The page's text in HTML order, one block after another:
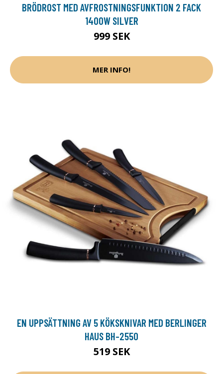
BRÖDROST MED AVFROSTNINGSFUNKTION 2 FACK
1400W SILVER
999 SEK
MER INFO!
EN UPPSÄTTNING AV 5 KÖKSKNIVAR MED BERLINGER
HAUS BH-2550
519 SEK